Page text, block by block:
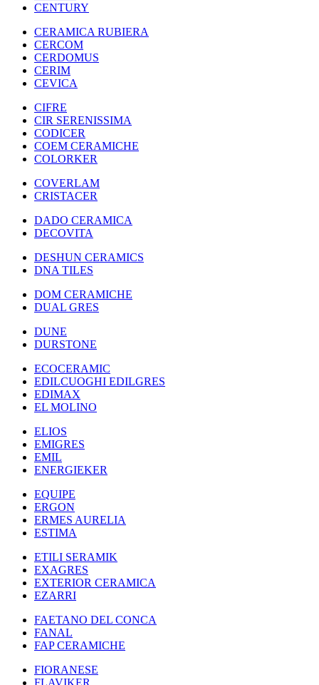
CENTURY
CERAMICA RUBIERA
CERCOM
CERDOMUS
CERIM
CEVICA
CIFRE
CIR SERENISSIMA
CODICER
COEM CERAMICHE
COLORKER
COVERLAM
CRISTACER
DADO CERAMICA
DECOVITA
DESHUN CERAMICS
DNA TILES
DOM CERAMICHE
DUAL GRES
DUNE
DURSTONE
ECOCERAMIC
EDILCUOGHI EDILGRES
EDIMAX
EL MOLINO
ELIOS
EMIGRES
EMIL
ENERGIEKER
EQUIPE
ERGON
ERMES AURELIA
ESTIMA
ETILI SERAMIK
EXAGRES
EXTERIOR CERAMICA
EZARRI
FAETANO DEL CONCA
FANAL
FAP CERAMICHE
FIORANESE
FLAVIKER